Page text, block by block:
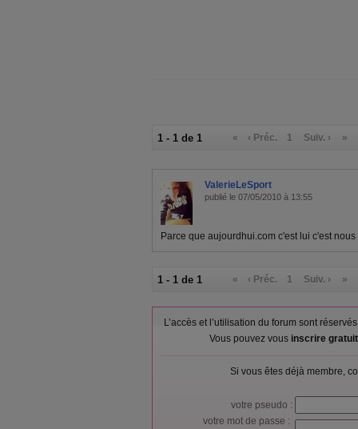
1 - 1 de 1 « ‹ Préc. 1 Suiv. › »
ValerieLeSport
publié le 07/05/2010 à 13:55
Parce que aujourdhui.com c'est lui c'est nous
1 - 1 de 1 « ‹ Préc. 1 Suiv. › »
L’accès et l’utilisation du forum sont
Vous pouvez vous inscrire
Si vous êtes déjà membre,
votre pseudo :
votre mot de passe :